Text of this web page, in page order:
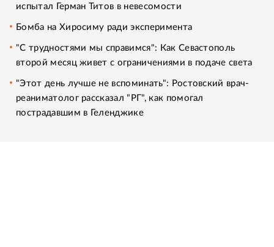
испытал Герман Титов в невесомости
Бомба на Хиросиму ради эксперимента
"С трудностями мы справимся": Как Севастополь
второй месяц живет с ограничениями в подаче света
"Этот день лучше не вспоминать": Ростовский врач-
реаниматолог рассказал "РГ", как помогал
пострадавшим в Геленджике